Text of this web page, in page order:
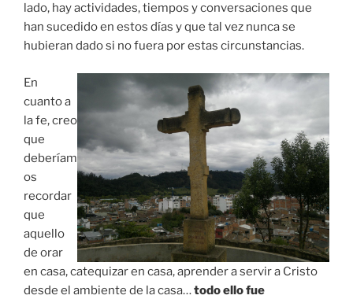
lado, hay actividades, tiempos y conversaciones que
han sucedido en estos días y que tal vez nunca se
hubieran dado si no fuera por estas circunstancias.
En
cuanto a
la fe, creo
que
deberíam
os
recordar
que
aquello
de orar
en casa, catequizar en casa, aprender a servir a Cristo
desde el ambiente de la casa…todo ello fue